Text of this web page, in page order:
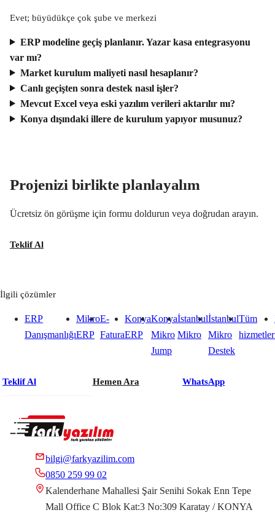
Evet; büyüdükçe çok şube ve merkezi
ERP modeline geçiş planlanır. Yazar kasa entegrasyonu
var mı?
Market kurulum maliyeti nasıl hesaplanır?
Canlı geçişten sonra destek nasıl işler?
Mevcut Excel veya eski yazılım verileri aktarılır mı?
Konya dışındaki illere de kurulum yapıyor musunuz?
Projenizi birlikte planlayalım
Ücretsiz ön görüşme için formu doldurun veya doğrudan arayın.
Teklif Al
İlgili çözümler
ERP
Danışmanlığı
Mikro
ERP
E-
Fatura
Konya
ERP
Konya
Mikro
Jump
İstanbul
Mikro
İstanbul
Mikro
Destek
Tüm
hizmetler
Teklif Al Hemen Ara WhatsApp
bilgi@farkyazilim.com
0850 259 99 02
Kalenderhane Mahallesi Şair Senihi Sokak Enn Tepe
Mall Office C Blok Kat:3 No:309 Karatay / KONYA